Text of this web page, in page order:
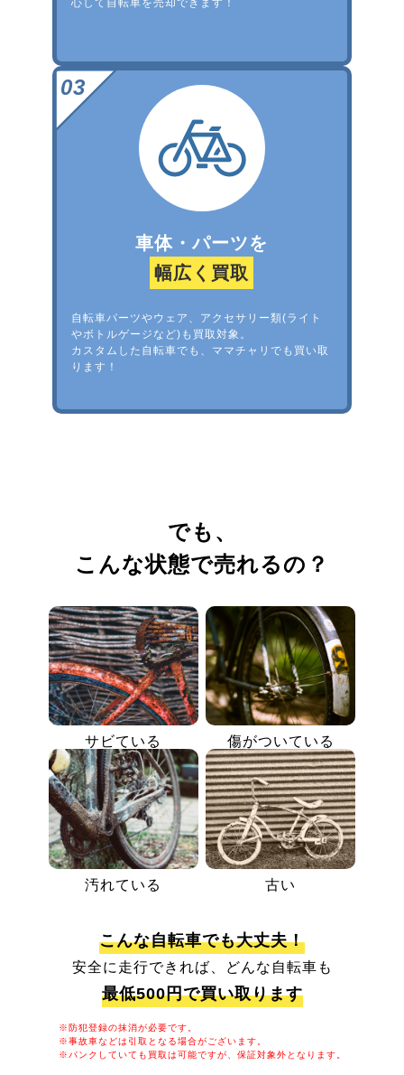
心して自転車を売却できます！
車体・パーツを
幅広く買取
自転車パーツやウェア、アクセサリー類(ライト
やボトルゲージなど)も買取対象。
カスタムした自転車でも、ママチャリでも買い取
ります！
でも、
こんな状態で売れるの？
サビている 傷がついている
汚れている 古い
こんな自転車でも大丈夫！
安全に走行できれば、どんな自転車も
最低500円で買い取ります
※防犯登録の抹消が必要です。
※事故車などは引取となる場合がございます。
※パンクしていても買取は可能ですが、保証対象外となります。